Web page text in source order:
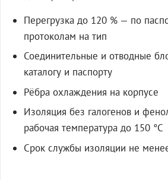
Перегрузка до 120 % — по
протоколам на тип
Соединительные и отводные
каталогу и паспорту
Рёбра охлаждения на корпусе
Изоляция без галогенов и
рабочая температура до 150 °C
Срок службы изоляции не